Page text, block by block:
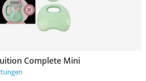
Complete Mini